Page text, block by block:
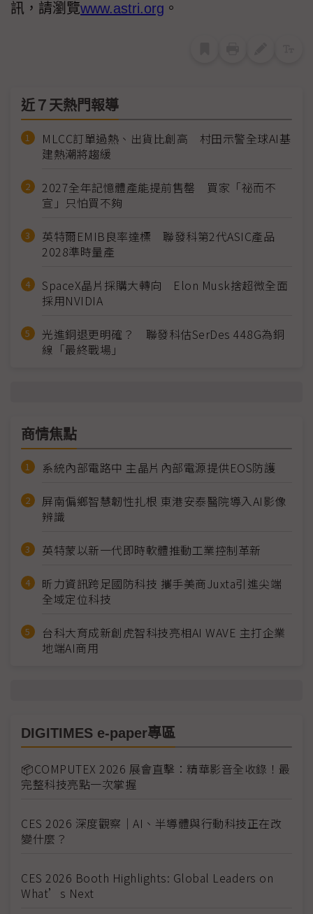
訊，請瀏覽www.astri.org 。
近７天熱門報導
MLCC訂單過熱、出貨比創高 村田示警全球AI基
建熱潮將趨緩
2027全年記憶體產能提前售罄 買家「祕而不
宣」只怕買不夠
英特爾EMIB良率達標 聯發科第2代ASIC產品
2028準時量產
SpaceX晶片採購大轉向 Elon Musk捨超微全面
採用NVIDIA
光進銅退更明確？ 聯發科估SerDes 448G為銅
線「最終戰場」
商情焦點
系統內部電路中 主晶片內部電源提供EOS防護
屏南偏鄉智慧韌性扎根 東港安泰醫院導入AI影像
辨識
英特蒙以新一代即時軟體推動工業控制革新
昕力資訊跨足國防科技 攜手美商Juxta引進尖端
全域定位科技
台科大育成新創虎智科技亮相AI WAVE 主打企業
地端AI商用
DIGITIMES e-paper專區
📦COMPUTEX 2026 展會直擊：精華影音全收錄！最
完整科技亮點一次掌握
CES 2026 深度觀察｜AI、半導體與行動科技正在改
變什麼？
CES 2026 Booth Highlights: Global Leaders on
What’s Next